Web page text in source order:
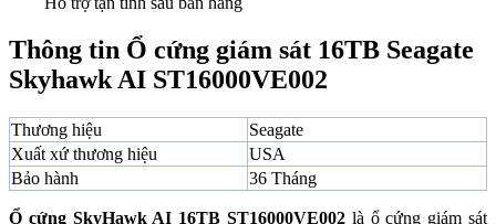
Thông tin Ổ cứng giám sát 16TB Seagate
Skyhawk AI ST16000VE002
Thương hiệu
Seagate
Xuất xứ thương hiệu
USA
Bảo hành
36 Tháng
Ổ cứng SkyHawk AI 16TB ST16000VE002 là ổ cứng giám sát